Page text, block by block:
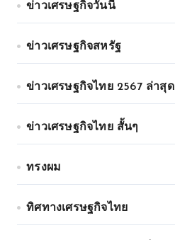
ข่าวเศรษฐกิจวันนี้
ข่าวเศรษฐกิจสหรัฐ
ข่าวเศรษฐกิจไทย 2567 ล่าสุด
ข่าวเศรษฐกิจไทย สั้นๆ
ทรงผม
ทิศทางเศรษฐกิจไทย